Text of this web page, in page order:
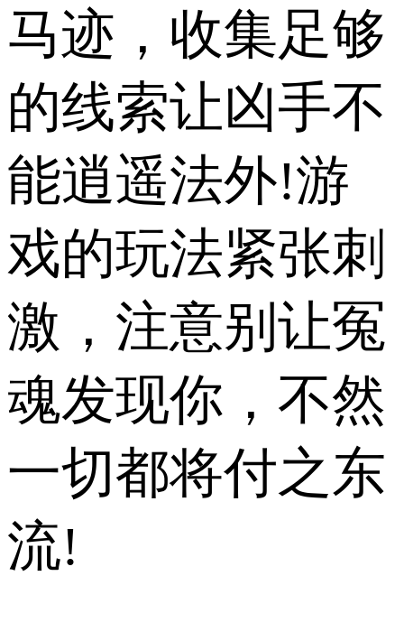
马迹，收集足够
的线索让凶手不
能逍遥法外!游
戏的玩法紧张刺
激，注意别让冤
魂发现你，不然
一切都将付之东
流!